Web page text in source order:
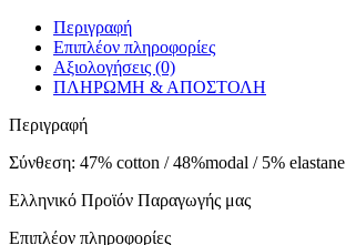
Περιγραφή
Επιπλέον πληροφορίες
Αξιολογήσεις (0)
ΠΛΗΡΩΜΗ & ΑΠΟΣΤΟΛΗ
Περιγραφή
Σύνθεση: 47% cotton / 48%modal / 5% elastane
Ελληνικό Προϊόν Παραγωγής μας
Επιπλέον πληροφορίες